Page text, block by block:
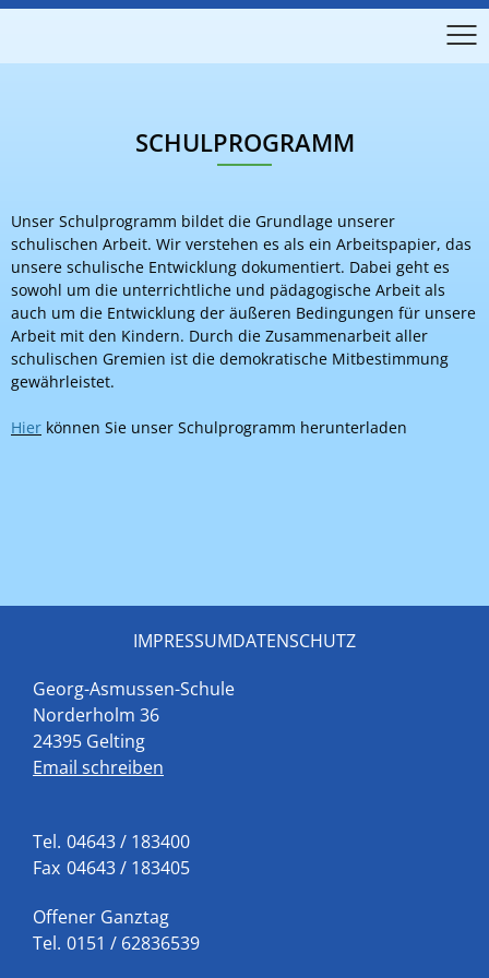
SCHULPROGRAMM
Unser Schulprogramm bildet die Grundlage unserer
schulischen Arbeit. Wir verstehen es als ein Arbeitspapier, das
unsere schulische Entwicklung dokumentiert. Dabei geht es
sowohl um die unterrichtliche und pädagogische Arbeit als
auch um die Entwicklung der äußeren Bedingungen für unsere
Arbeit mit den Kindern. Durch die Zusammenarbeit aller
schulischen Gremien ist die demokratische Mitbestimmung
gewährleistet.
Hier können Sie unser Schulprogramm herunterladen
Georg-Asmussen-Schule
Norderholm 36
24395 Gelting
Email schreiben
Tel. 04643 / 183400
Fax 04643 / 183405
Offener Ganztag
Tel. 0151 / 62836539
IMPRESSUMDATENSCHUTZ